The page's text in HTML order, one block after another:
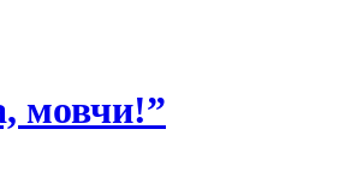
мовчи!”